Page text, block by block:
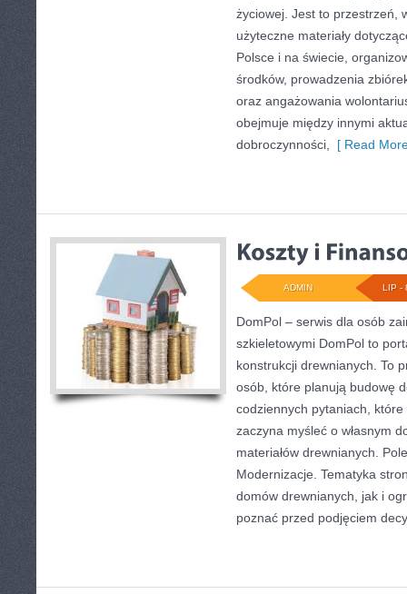
życiowej. Jest to przestrzeń,
użyteczne materiały
Polsce i na świecie,
środków, prowadzenia
oraz angażowania
obejmuje między innymi
dobroczynności,
[ Read
LIP -
ADMIN
DomPol – serwis dla osób
szkieletowymi DomPol to
konstrukcji drewnianych. To
osób, które planują budowę
codziennych pytaniach,
zaczyna myśleć o własnym
materiałów drewnianych.
Modernizacje. Tematyka
domów drewnianych, jak i
poznać przed podjęciem